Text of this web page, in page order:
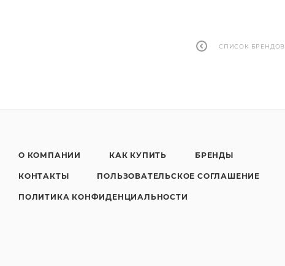
СПИСОК БРЕНДОВ
О КОМПАНИИ КАК КУПИТЬ БРЕНДЫ
КОНТАКТЫ ПОЛЬЗОВАТЕЛЬСКОЕ СОГЛАШЕНИЕ
ПОЛИТИКА КОНФИДЕНЦИАЛЬНОСТИ